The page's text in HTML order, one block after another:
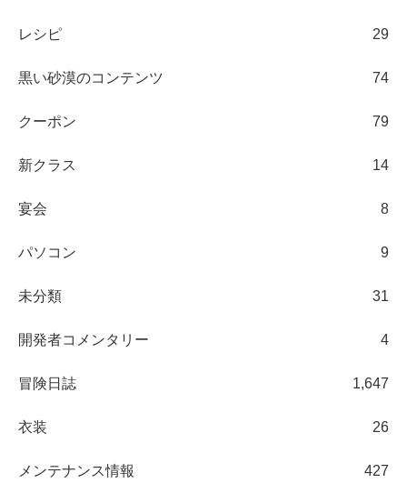
レシピ 29
黒い砂漠のコンテンツ 74
クーポン 79
新クラス 14
宴会 8
パソコン 9
未分類 31
開発者コメンタリー 4
冒険日誌 1,647
衣装 26
メンテナンス情報 427